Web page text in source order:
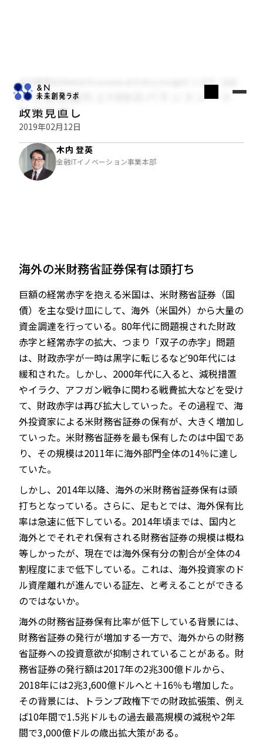
JP EN
木内登英のGlobal Economy & Policy Insight
ドル資産離れとFRBのバランスシート
政策見直し
2019年02月12日
木内 登英
金融ITイノベーション事業本部
海外の米財務省証券保有は頭打ち
巨額の経常赤字を抱える米国は、米財務省証券（国
債）を主な受け皿にして、海外（米国外）から大量の
資金調達を行っている。80年代に問題視された財政
赤字と経常赤字の拡大、つまり「双子の赤字」問題
は、財政赤字が一時は黒字に転じるなど90年代には
緩和された。しかし、2000年代に入ると、減税措置
やイラク、アフガン戦争に関わる戦費拡大などを受け
て、財政赤字は再び拡大していった。その過程で、海
外投資家による米財務省証券の保有が、大きく増加し
ていった。米財務省証券を最も保有したのは中国であ
り、その規模は2011年に海外部門全体の14％に達し
ていた。
しかし、2014年以降、海外の米財務省証券保有は頭
打ちとなっている。さらに、足もとでは、海外保有比
率は急速に低下している。2014年頃までは、国内と
海外とでそれぞれ保有される財務省証券の規模は概ね
等しかったが、現在では海外保有分の割合が全体の4
割程度にまで低下している。これは、海外投資家のド
ル資産離れが進んでいる証左、と考えることができる
のではないか。
海外の財務省証券保有比率が低下している背景には、
財務省証券の発行が増加する一方で、海外からの財務
省証券への投資意欲が抑制されていることがある。財
務省証券の発行額は2017年の2兆300億ドルから、
2018年には2兆3,600億ドルへと＋16％も増加した。
その背景には、トランプ政権下での財政拡張策、例え
ば10年間で1.5兆ドルもの過去最高規模の減税や2年
間で3,000億ドルの歳出拡大策がある。